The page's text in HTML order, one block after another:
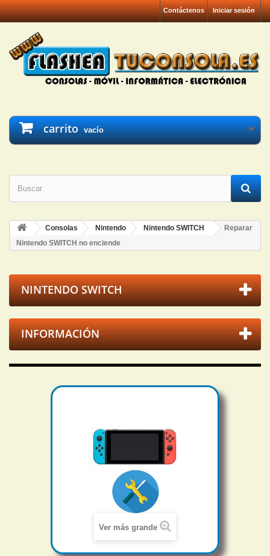
Iniciar sesión
Contáctenos
carrito vacío
Consolas Nintendo Nintendo SWITCH
Reparar
Nintendo SWITCH no enciende
NINTENDO SWITCH
INFORMACIÓN
Ver más grande